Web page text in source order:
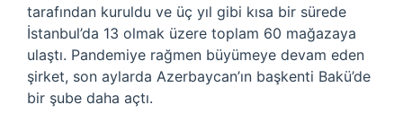
tarafından kuruldu ve üç yıl gibi kısa bir sürede
İstanbul’da 13 olmak üzere toplam 60 mağazaya
ulaştı. Pandemiye rağmen büyümeye devam eden
şirket, son aylarda Azerbaycan’ın başkenti Bakü’de
bir şube daha açtı.